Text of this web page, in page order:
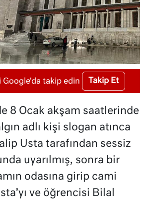
Google'da takip edin Takip Et
8 Ocak akşam saatlerinde
adlı kişi slogan atınca
Usta tarafından sessiz
uyarılmış, sonra bir
odasına girip cami
ve öğrencisi Bilal